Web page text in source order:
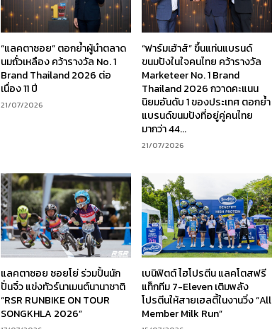
“แลคตาซอย” ตอกย้ำผู้นำตลาด
นมถั่วเหลือง คว้ารางวัล No. 1
Brand Thailand 2026 ต่อ
เนื่อง 11 ปี
21/07/2026
“ฟาร์มเฮ้าส์” ขึ้นแท่นแบรนด์
ขนมปังในใจคนไทย คว้ารางวัล
Marketeer No. 1 Brand
Thailand 2026 กวาดคะแนน
นิยมอันดับ 1 ของประเทศ ตอกย้ำ
แบรนด์ขนมปังที่อยู่คู่คนไทย
มากว่า 44...
21/07/2026
แลคตาซอย ซอยโย่ ร่วมปั้นนัก
ปั่นจิ๋ว แข่งทัวร์นาเมนต์นานาชาติ
“RSR RUNBIKE ON TOUR
SONGKHLA 2026”
เบนิฟิตต์ ไฮโปรตีน แลคโตสฟรี
แท็กทีม 7-Eleven เติมพลัง
โปรตีนให้สายเฮลตี้ในงานวิ่ง “All
Member Milk Run”